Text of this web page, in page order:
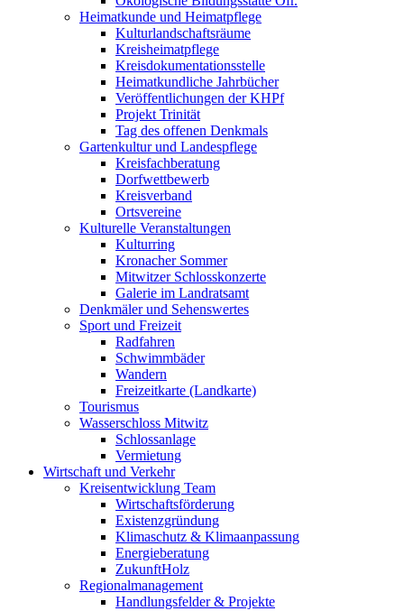
Heimatkunde und Heimatpflege
Kulturlandschaftsräume
Kreisheimatpflege
Kreisdokumentationsstelle
Heimatkundliche Jahrbücher
Veröffentlichungen der KHPf
Projekt Trinität
Tag des offenen Denkmals
Gartenkultur und Landespflege
Kreisfachberatung
Dorfwettbewerb
Kreisverband
Ortsvereine
Kulturelle Veranstaltungen
Kulturring
Kronacher Sommer
Mitwitzer Schlosskonzerte
Galerie im Landratsamt
Denkmäler und Sehenswertes
Sport und Freizeit
Radfahren
Schwimmbäder
Wandern
Freizeitkarte (Landkarte)
Tourismus
Wasserschloss Mitwitz
Schlossanlage
Vermietung
Wirtschaft und Verkehr
Kreisentwicklung Team
Wirtschaftsförderung
Existenzgründung
Klimaschutz & Klimaanpassung
Energieberatung
ZukunftHolz
Regionalmanagement
Handlungsfelder & Projekte